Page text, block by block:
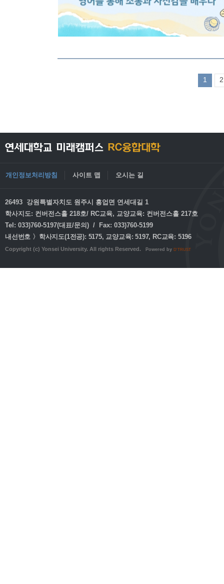
1 2
개인정보처리방침 사이트 맵 오시는 길
26493 강원특별자치도 원주시 흥업면 연세대길 1
학사지도: 컨버전스홀 218호/ RC교육, 교양교육: 컨버전스홀 217호
Tel: 033)760-5197(대표/문의) / Fax: 033)760-5199
내선번호 〉학사지도(1전공): 5175, 교양교육: 5197, RC교육: 5196
Copyright (c) Yonsei University. All rights Reserved. Powered by D'TRUST